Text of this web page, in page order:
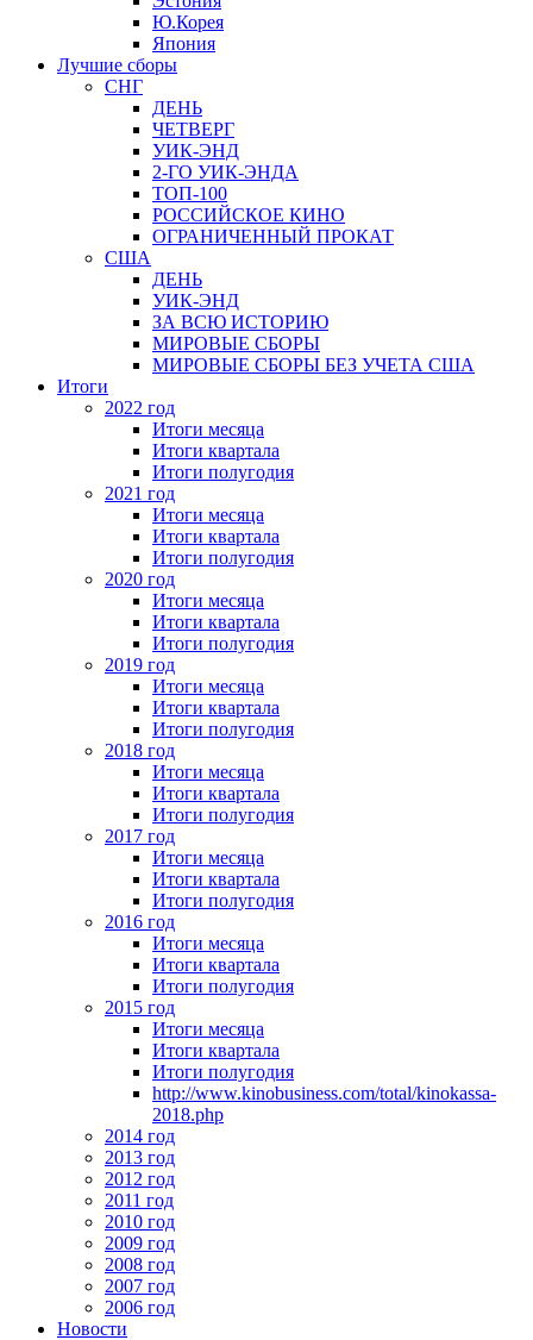
Ю.Корея
Япония
Лучшие сборы
СНГ
ДЕНЬ
ЧЕТВЕРГ
УИК-ЭНД
2-ГО УИК-ЭНДА
ТОП-100
РОССИЙСКОЕ КИНО
ОГРАНИЧЕННЫЙ ПРОКАТ
США
ДЕНЬ
УИК-ЭНД
ЗА ВСЮ ИСТОРИЮ
МИРОВЫЕ СБОРЫ
МИРОВЫЕ СБОРЫ БЕЗ УЧЕТА США
Итоги
2022 год
Итоги месяца
Итоги квартала
Итоги полугодия
2021 год
Итоги месяца
Итоги квартала
Итоги полугодия
2020 год
Итоги месяца
Итоги квартала
Итоги полугодия
2019 год
Итоги месяца
Итоги квартала
Итоги полугодия
2018 год
Итоги месяца
Итоги квартала
Итоги полугодия
2017 год
Итоги месяца
Итоги квартала
Итоги полугодия
2016 год
Итоги месяца
Итоги квартала
Итоги полугодия
2015 год
Итоги месяца
Итоги квартала
Итоги полугодия
http://www.kinobusiness.com/total/kinokassa-
2018.php
2014 год
2013 год
2012 год
2011 год
2010 год
2009 год
2008 год
2007 год
2006 год
Новости